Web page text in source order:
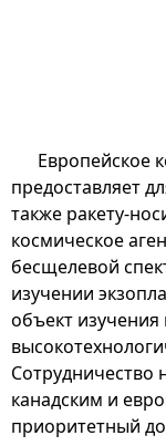
Европейское
предоставляет
также ракету-
космическое
бесщелевой
изучении
объект
Сотрудничество
канадским и
приоритетный